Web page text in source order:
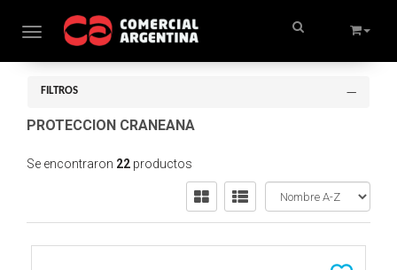
Toggle navigation
FILTROS
PROTECCION CRANEANA
Se encontraron 22 productos